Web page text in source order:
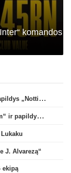
komandos
„Sporting“ klube atsiskleidęs O. Diomande papildys „Nottingham“ gretas
M. Solomonas po trijų metų paliks „Tottenham“ ir papildys „West Ham“ klubą
J. Alvarezą“
ekipą